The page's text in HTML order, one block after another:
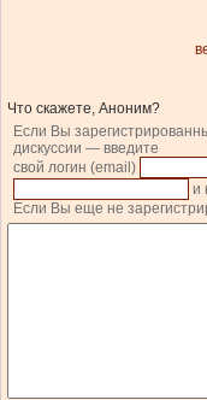
Что скажете, Аноним?
Если Вы
дискуссии — введите
свой логин (email)
и
Если Вы еще не